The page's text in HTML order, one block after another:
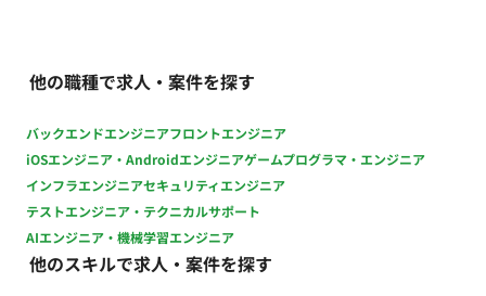
他の職種で求人・案件を探す
バックエンドエンジニアフロントエンジニア
iOSエンジニア・Androidエンジニアゲームプログラマ・エンジニア
インフラエンジニアセキュリティエンジニア
テストエンジニア・テクニカルサポート
AIエンジニア・機械学習エンジニア
他のスキルで求人・案件を探す